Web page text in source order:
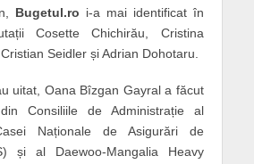
Bugetul.ro i-a mai identificat în
Cosette Chichirău, Cristina
Seidler și Adrian Dohotaru.
uitat, Oana Bîzgan Gayral a făcut
Consiliile de Administrație al
Naționale de Asigurări de
și al Daewoo-Mangalia Heavy